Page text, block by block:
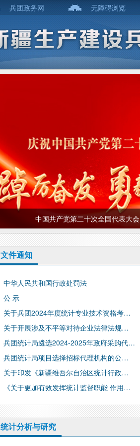
兵团政务网 无障碍浏览
中国共产党第二十次全国代表大会
文件通知
中华人民共和国行政处罚法
公 示
关于兵团2024年度统计专业技术资格考…
关于开展涉及不平等对待企业法律法规…
兵团统计局遴选2024-2025年政府采购代…
兵团统计局项目选择招标代理机构的公…
关于印发《新疆维吾尔自治区统计行政…
《关于更加有效发挥统计监督职能 作用…
统计分析与研究